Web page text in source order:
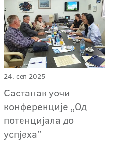
24. сеп 2025.
Састанак уочи
конференције „Од
потенцијала до
успјеха”